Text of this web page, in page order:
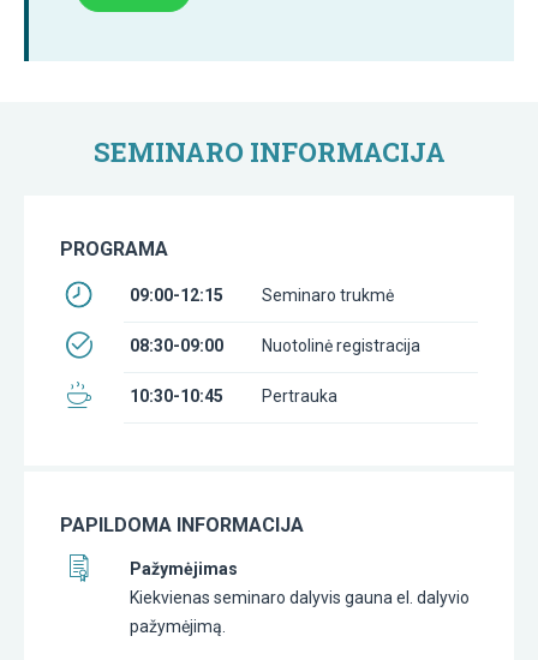
SEMINARO INFORMACIJA
PROGRAMA
09:00-12:15 Seminaro trukmė
08:30-09:00 Nuotolinė registracija
10:30-10:45 Pertrauka
PAPILDOMA INFORMACIJA
Pažymėjimas
Kiekvienas seminaro dalyvis gauna el. dalyvio
pažymėjimą.